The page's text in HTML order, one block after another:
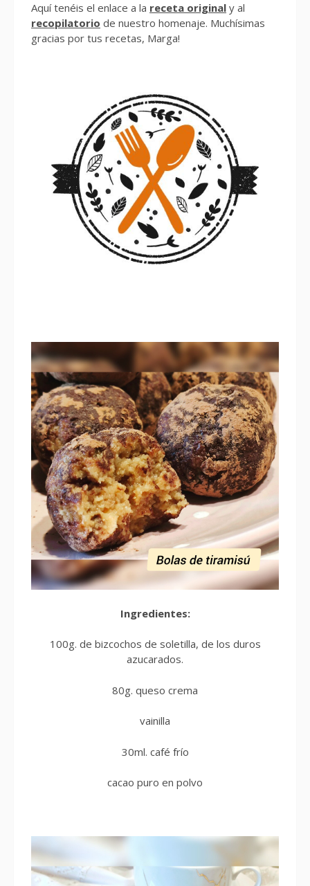
Aquí tenéis el enlace a la receta original y al
recopilatorio de nuestro homenaje. Muchísimas
gracias por tus recetas, Marga!
Ingredientes:
100g. de bizcochos de soletilla, de los duros
azucarados.
80g. queso crema
vainilla
30ml. café frío
cacao puro en polvo